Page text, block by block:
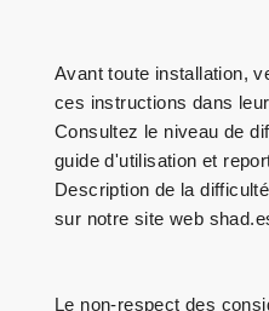
Avant toute installation,
ces instructions dans
Consultez le niveau de
guide d'utilisation et
Description de la
sur notre site web
Le non-respect des